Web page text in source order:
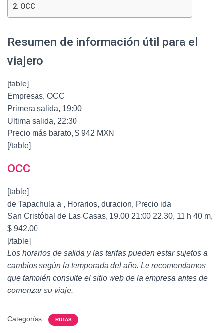
OCC
Resumen de información útil para el
viajero
[table]
Empresas, OCC
Primera salida, 19:00
Ultima salida, 22:30
Precio más barato, $ 942 MXN
[/table]
OCC
[table]
de Tapachula a , Horarios, duracion, Precio ida
San Cristóbal de Las Casas, 19.00 21:00 22.30, 11 h 40 m,
$ 942.00
[/table]
Los horarios de salida y las tarifas pueden estar sujetos a
cambios según la temporada del año. Le recomendamos
que también consulte el sitio web de la empresa antes de
comenzar su viaje.
Categorías: RUTAS